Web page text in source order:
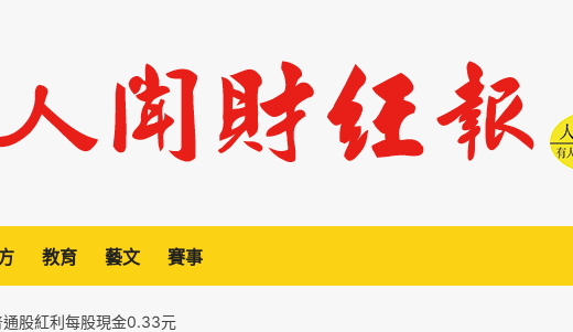
教育 藝文 賽事
股紅利每股現金0.33元